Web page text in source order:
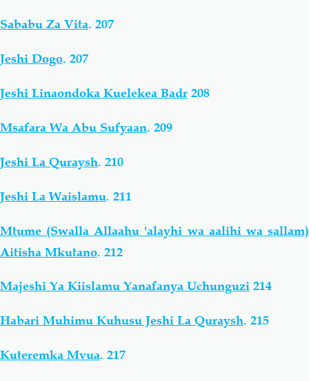
Sababu Za Vita. 207
Jeshi Dogo. 207
Jeshi Linaondoka Kuelekea Badr 208
Msafara Wa Abu Sufyaan. 209
Jeshi La Quraysh. 210
Jeshi La Waislamu. 211
Mtume (Swalla Allaahu 'alayhi wa aalihi wa sallam)
Aitisha Mkutano. 212
Majeshi Ya Kiislamu Yanafanya Uchunguzi 214
Habari Muhimu Kuhusu Jeshi La Quraysh. 215
Kuteremka Mvua. 217